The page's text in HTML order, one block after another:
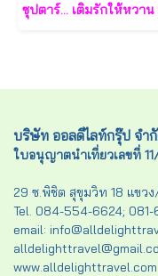
บริษัท ออลดีไลท์กรุ๊ป จำ
ใบอนุญาตนำเที่ยวเลขที่
29 ซ.พิชิต สุขุมวิท 18 แขวง
Tel. 084-554-6624;
email:
www.alldelighttravel.com